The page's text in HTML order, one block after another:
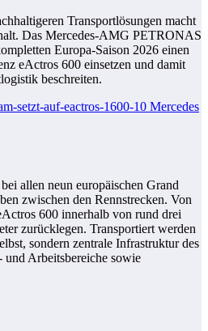
Transportlösungen macht
Das Mercedes-AMG PETRONAS
Europa-Saison 2026 einen
eActros 600 einsetzen und damit
beschreiten.
allen neun europäischen Grand
zwischen den Rennstrecken. Von
600 innerhalb von rund drei
zurücklegen. Transportiert werden
sondern zentrale Infrastruktur des
Arbeitsbereiche sowie